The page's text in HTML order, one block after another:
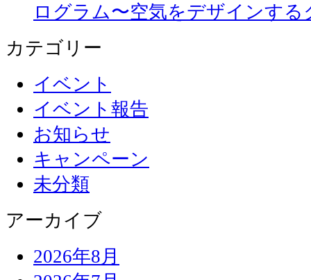
ログラム〜空気をデザインす
カテゴリー
イベント
イベント報告
お知らせ
キャンペーン
未分類
アーカイブ
2026年8月